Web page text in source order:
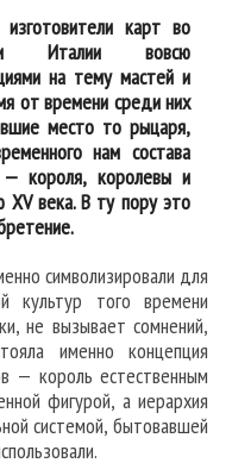
карт во
Италии вовсю
на тему мастей и
от времени среди них
место то рыцаря,
нам состава
— короля, королевы и
века. В ту пору это
символизировали для
культур того времени
не вызывает сомнений,
именно концепция
— король естественным
фигурой, а иерархия
системой, бытовавшей